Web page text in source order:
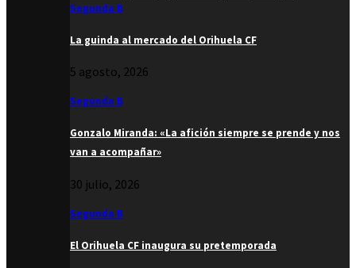
Segunda B
La guinda al mercado del Orihuela CF
5 agosto, 2026
Segunda B
Gonzalo Miranda: «La afición siempre se prende y nos
van a acompañar»
30 julio, 2026
Segunda B
El Orihuela CF inaugura su pretemporada